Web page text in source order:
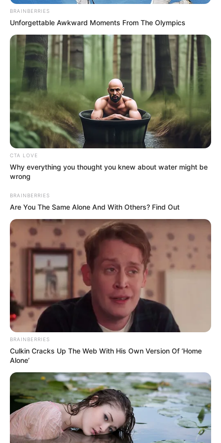
no han podido ser evacuadaspues las condiciones del
clima siguen siendo complicadas.
COMPARTIR
ALERTA BOGOTÁ EN GOOGLE NEWS
TEMAS RELACIONADOS
TOLEDO ECOPETROL NORTE DE SANTANDER
MANTÉNGASE EN ALERTA
interesan. Para estar bien informado, por
ACTIVAR AHORA
TEMAS DESTACADOS
CATATUMBO
PUENTE INTERNACIONAL SIMÓN BOLÍVAR
NOTICIAS NORTE DE SANTANDER
ÁREA METROPOLITANA DE CÚCUTA
OCAÑA
NARCOTRÁFICO
BRAINBERRIES
Unforgettable Awkward Moments From The Olympics
CTA LOVE
Why everything you thought you knew about water might be
wrong
BRAINBERRIES
Are You The Same Alone And With Others? Find Out
BRAINBERRIES
Culkin Cracks Up The Web With His Own Version Of ‘Home
Alone’